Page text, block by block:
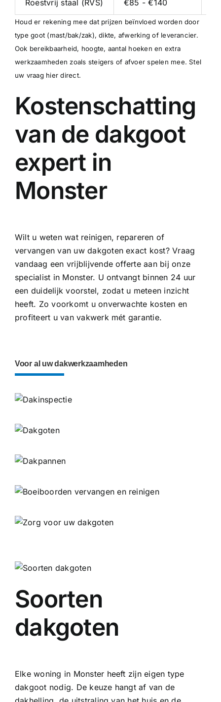
Roestvrij staal (RVS) €85 - €140
Houd er rekening mee dat prijzen beïnvloed worden door
type goot (mast/bak/zak), dikte, afwerking of leverancier.
Ook bereikbaarheid, hoogte, aantal hoeken en extra
werkzaamheden zoals steigers of afvoer spelen mee.Stel
uw vraag hier direct.
Kostenschatting
van de dakgoot
expert in
Monster
Wilt u weten wat reinigen, repareren of
vervangen van uw dakgoten exact kost? Vraag
vandaag een vrijblijvende offerte aan bij onze
specialist in Monster. U ontvangt binnen 24 uur
een duidelijk voorstel, zodat u meteen inzicht
heeft. Zo voorkomt u onverwachte kosten en
profiteert u van vakwerk mét garantie.
Voor al uw dakwerkzaamheden
Soorten
dakgoten
Elke woning in Monster heeft zijn eigen type
dakgoot nodig. De keuze hangt af van de